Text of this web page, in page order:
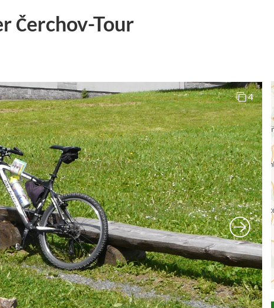
Čerchov-Tour
4